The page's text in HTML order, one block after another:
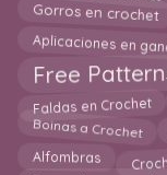
Gorros en crochet
Aplicaciones en
Free
Faldas en Crochet
Boinas a Crochet
Alfombras